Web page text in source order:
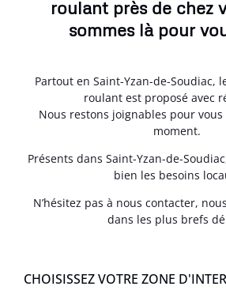
roulant près de chez
sommes là pour
Partout en Saint-Yzan-de-Soudiac,
roulant est proposé avec
Nous restons joignables pour
moment.
Présents dans Saint-Yzan-de-
bien les besoins
N’hésitez pas à nous contacter,
dans les plus brefs
CHOISISSEZ VOTRE ZONE